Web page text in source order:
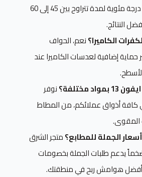
استخدام حرارة 180 درجة مئوية لمدة تتراوح بين 45 إلى 60
النتائج.
الكاميرا؟نعم، الحواف
حماية إضافية لعدسات الكاميرا عند
مختلفة؟
نوفر
كافة أذواق عملائكم، من المطاط
المقوى.
الجملة للمطابع؟متجر الشرق
ضخماً يدعم طلبات الجملة بخصومات
هوامش ربح في منطقتك.